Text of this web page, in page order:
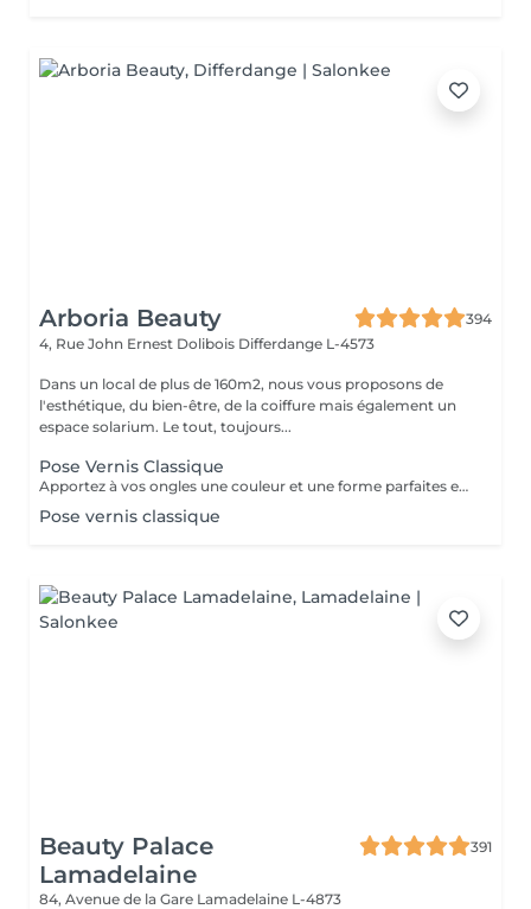
Arboria Beauty
394
4, Rue John Ernest Dolibois Differdange L-4573
Dans un local de plus de 160m2, nous vous proposons de
l'esthétique, du bien-être, de la coiffure mais également un
espace solarium. Le tout, toujours...
Pose Vernis Classique
Apportez à vos ongles une couleur et une forme parfaites en un temps record.
Pose vernis classique
Beauty Palace
Lamadelaine
391
84, Avenue de la Gare Lamadelaine L-4873